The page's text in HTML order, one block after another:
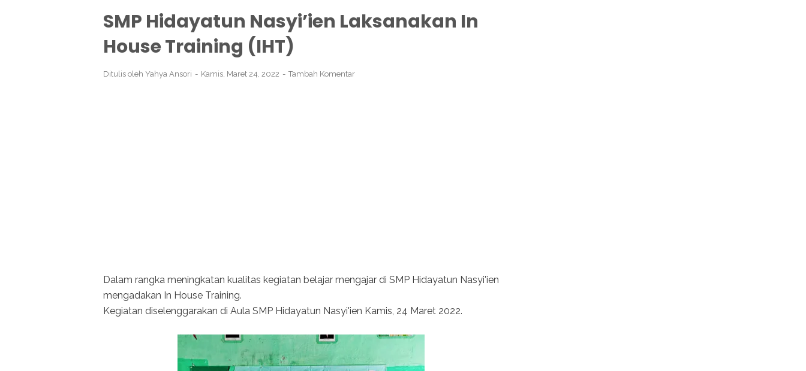
SMP Hidayatun Nasyi’ien Laksanakan In
House Training (IHT)
Ditulis oleh Yahya Ansori Kamis, Maret 24, 2022 Tambah Komentar
Dalam rangka meningkatan kualitas kegiatan belajar mengajar di SMP Hidayatun Nasyi'ien
mengadakan In House Training.
Kegiatan diselenggarakan di Aula SMP Hidayatun Nasyi'ien Kamis, 24 Maret 2022.